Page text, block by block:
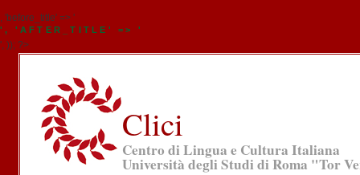
, 'before_title' => '
', 'AFTER_TITLE' => '
', )); ?>
Clici
Centro di Lingua e Cultura Italiana
Università degli Studi di Roma "Tor